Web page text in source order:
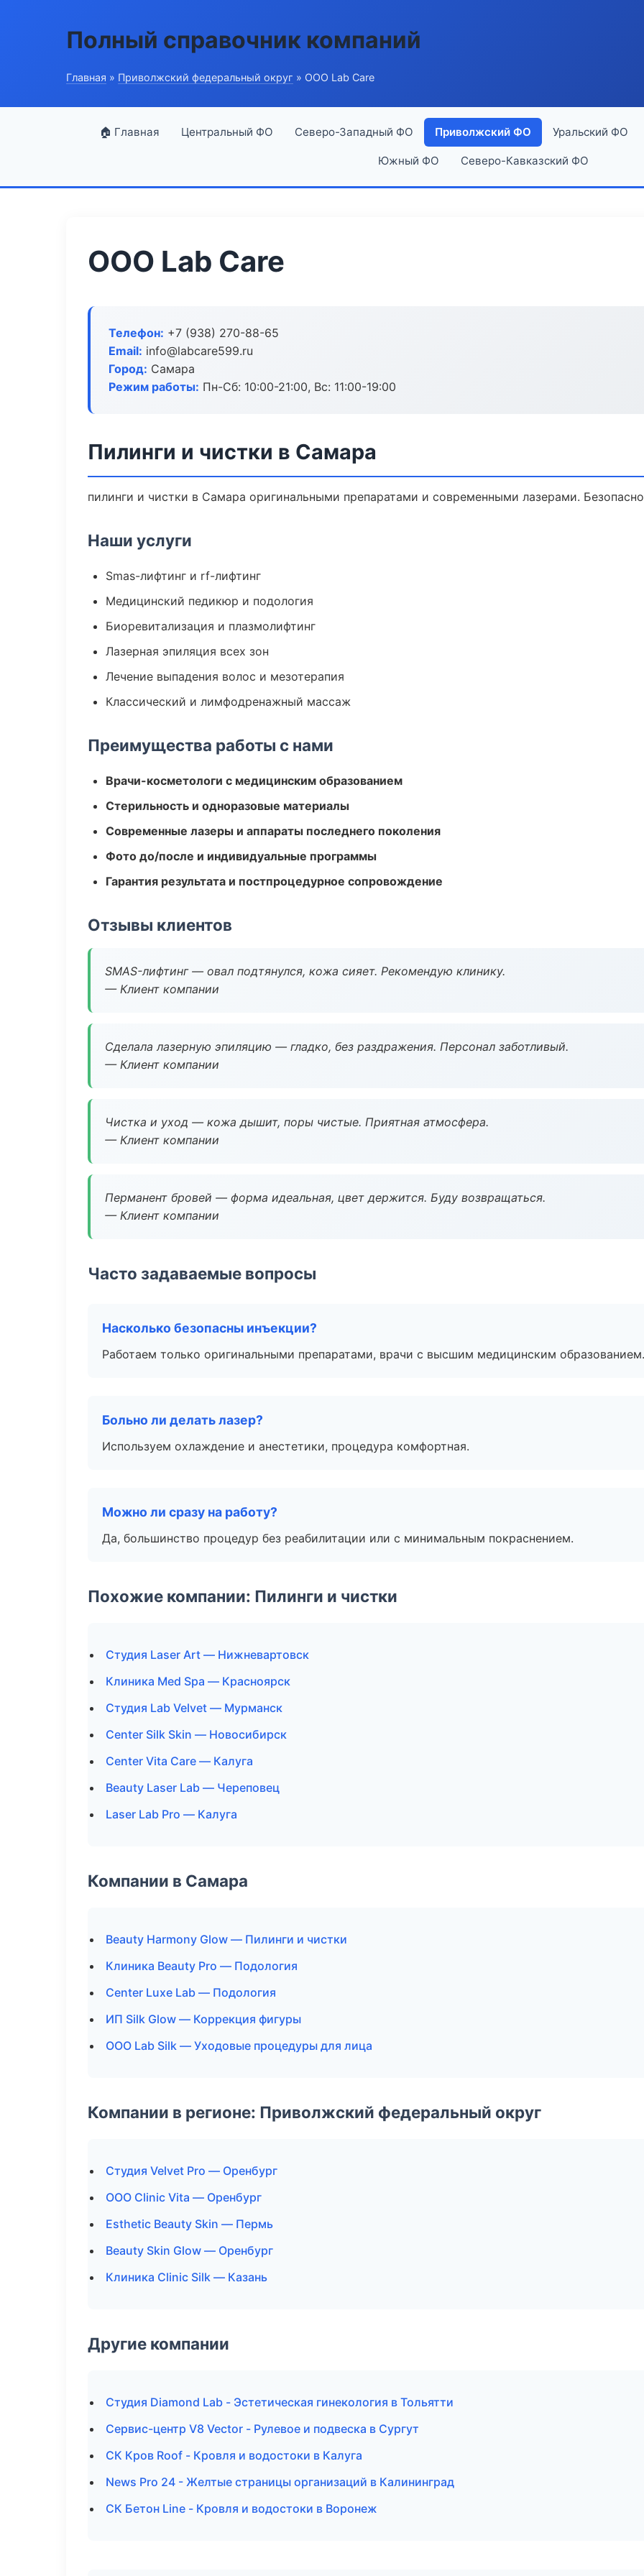
Полный справочник компаний
Главная » Приволжский федеральный округ » ООО Lab Care
🏠 Главная Центральный ФО Северо-Западный ФО Приволжский ФО Уральский ФО
Южный ФО Северо-Кавказский ФО
ООО Lab Care
Телефон: +7 (938) 270-88-65
Email: info@labcare599.ru
Город: Самара
Режим работы: Пн-Сб: 10:00-21:00, Вс: 11:00-19:00
Пилинги и чистки в Самара
пилинги и чистки в Самара оригинальными препаратами и современными лазерами.
Наши услуги
Smas-лифтинг и rf-лифтинг
Медицинский педикюр и подология
Биоревитализация и плазмолифтинг
Лазерная эпиляция всех зон
Лечение выпадения волос и мезотерапия
Классический и лимфодренажный массаж
Преимущества работы с нами
Врачи-косметологи с медицинским образованием
Стерильность и одноразовые материалы
Современные лазеры и аппараты последнего поколения
Фото до/после и индивидуальные программы
Гарантия результата и постпроцедурное сопровождение
Отзывы клиентов
SMAS-лифтинг — овал подтянулся, кожа сияет. Рекомендую клинику.
— Клиент компании
Сделала лазерную эпиляцию — гладко, без раздражения. Персонал заботливый.
— Клиент компании
Чистка и уход — кожа дышит, поры чистые. Приятная атмосфера.
— Клиент компании
Перманент бровей — форма идеальная, цвет держится. Буду возвращаться.
— Клиент компании
Часто задаваемые вопросы
Насколько безопасны инъекции?
Работаем только оригинальными препаратами, врачи с высшим медицинским образованием.
Больно ли делать лазер?
Используем охлаждение и анестетики, процедура комфортная.
Можно ли сразу на работу?
Да, большинство процедур без реабилитации или с минимальным покраснением.
Похожие компании: Пилинги и чистки
Студия Laser Art — Нижневартовск
Клиника Med Spa — Красноярск
Студия Lab Velvet — Мурманск
Center Silk Skin — Новосибирск
Center Vita Care — Калуга
Beauty Laser Lab — Череповец
Laser Lab Pro — Калуга
Компании в Самара
Beauty Harmony Glow — Пилинги и чистки
Клиника Beauty Pro — Подология
Center Luxe Lab — Подология
ИП Silk Glow — Коррекция фигуры
ООО Lab Silk — Уходовые процедуры для лица
Компании в регионе: Приволжский федеральный округ
Студия Velvet Pro — Оренбург
ООО Clinic Vita — Оренбург
Esthetic Beauty Skin — Пермь
Beauty Skin Glow — Оренбург
Клиника Clinic Silk — Казань
Другие компании
Студия Diamond Lab - Эстетическая гинекология в Тольятти
Сервис-центр V8 Vector - Рулевое и подвеска в Сургут
СК Кров Roof - Кровля и водостоки в Калуга
News Pro 24 - Желтые страницы организаций в Калининград
СК Бетон Line - Кровля и водостоки в Воронеж